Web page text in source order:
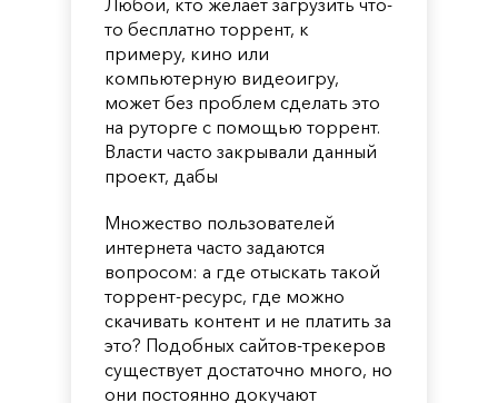
то бесплатно торрент, к
примеру, кино или
компьютерную видеоигру,
может без проблем сделать это
на руторге с помощью торрент.
Власти часто закрывали данный
проект, дабы
Множество пользователей
интернета часто задаются
вопросом: а где отыскать такой
торрент-ресурс, где можно
скачивать контент и не платить за
это? Подобных сайтов-трекеров
существует достаточно много, но
они постоянно докучают